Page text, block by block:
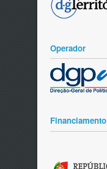
Operador
Financiamento